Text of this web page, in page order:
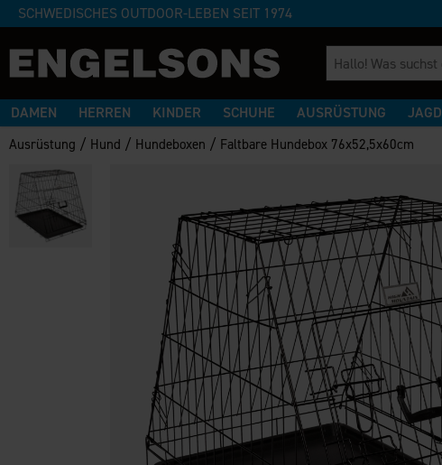
SCHWEDISCHES OUTDOOR-LEBEN SEIT 1974
DAMEN HERREN KINDER SCHUHE AUSRÜSTUNG JAGD
Ausrüstung / Hund / Hundeboxen / Faltbare Hundebox 76x52,5x60cm